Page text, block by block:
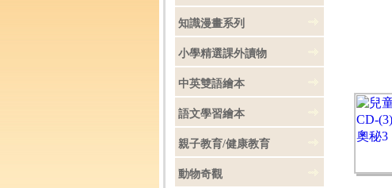
知識漫畫系列
小學精選課外讀物
中英雙語繪本
語文學習繪本
親子教育/健康教育
動物奇觀